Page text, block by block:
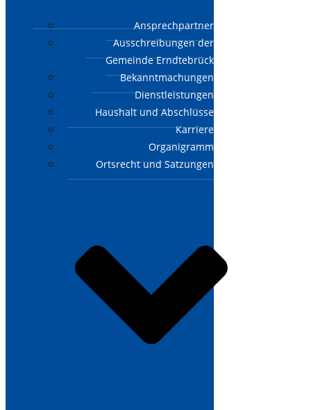
Ansprechpartner
Ausschreibungen der
Gemeinde Erndtebrück
Bekanntmachungen
Dienstleistungen
Haushalt und Abschlüsse
Karriere
Organigramm
Ortsrecht und Satzungen